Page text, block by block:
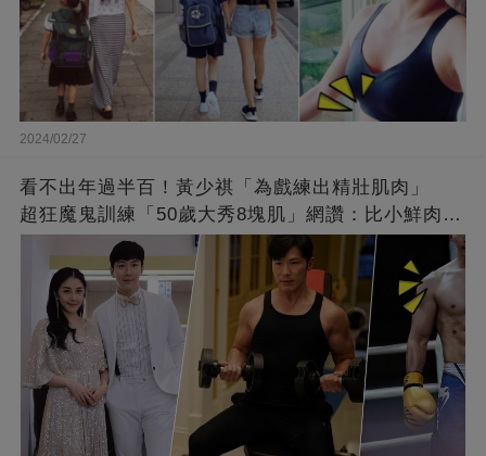
2024/02/27
看不出年過半百！黃少祺「為戲練出精壯肌肉」
超狂魔鬼訓練「50歲大秀8塊肌」網讚：比小鮮肉猛